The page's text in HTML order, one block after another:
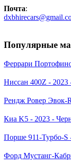
Почта:
Популярные
Феррари
Ниссан 400Z -
Рендж Ровер Эвок-
Киа K5 - 2023 -
Порше 911-Турбо-S
Форд Мустанг-